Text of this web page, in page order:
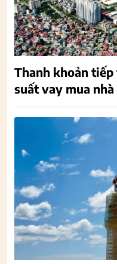
Thanh khoản
suất vay mua